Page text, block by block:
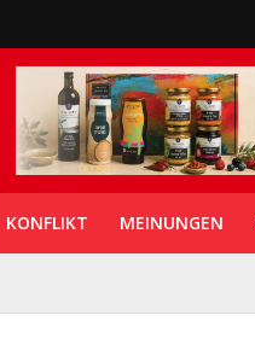
KONFLIKT MEINUNGEN